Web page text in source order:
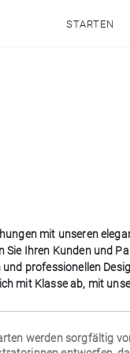
STARTEN
mit unseren
Sie Ihren Kunden und
professionellen
mit Klasse ab, mit
werden sorgfältig